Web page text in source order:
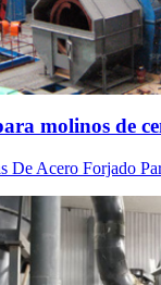
molinos de
De Acero Forjado